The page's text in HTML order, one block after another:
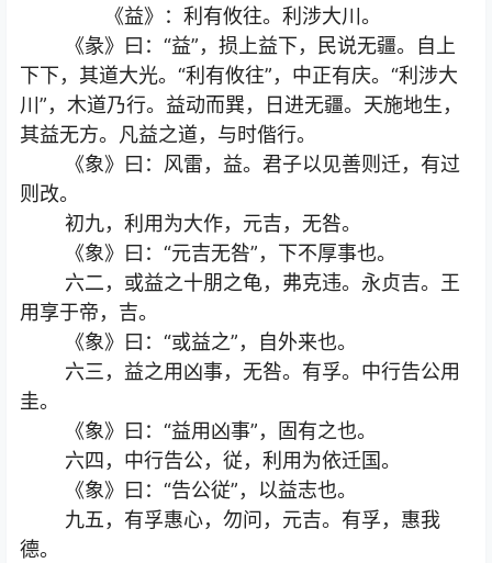
《益》：利有攸往。利涉大川。
《彖》曰：“益”，损上益下，民说无疆。自上
下下，其道大光。“利有攸往”，中正有庆。“利涉大
川”，木道乃行。益动而巽，日进无疆。天施地生，
其益无方。凡益之道，与时偕行。
《象》曰：风雷，益。君子以见善则迁，有过
则改。
初九，利用为大作，元吉，无咎。
《象》曰：“元吉无咎”，下不厚事也。
六二，或益之十朋之龟，弗克违。永贞吉。王
用享于帝，吉。
《象》曰：“或益之”，自外来也。
六三，益之用凶事，无咎。有孚。中行告公用
圭。
《象》曰：“益用凶事”，固有之也。
六四，中行告公，従，利用为依迁国。
《象》曰：“告公従”，以益志也。
九五，有孚惠心，勿问，元吉。有孚，惠我
德。